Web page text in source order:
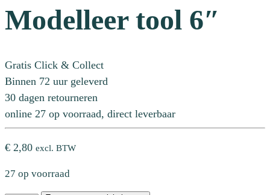
Modelleer tool 6″
Gratis Click & Collect
Binnen 72 uur geleverd
30 dagen retourneren
online 27 op voorraad, direct leverbaar
€ 2,80 excl. BTW
27 op voorraad